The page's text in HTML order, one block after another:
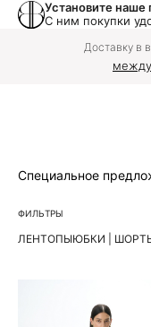
Установите
С ним покупки
Доставку в
Специальное
ФИЛЬТРЫ
ЛЕНТОПЫЮБКИ |